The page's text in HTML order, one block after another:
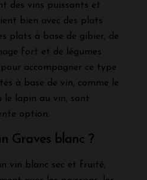
des vins puissants et
bien avec des plats
plats à base de gibier, de
fort et de légumes
accompagner ce type
à base de vin, comme le
le lapin au vin, sont
option.
Graves blanc ?
vin blanc sec et fruité,